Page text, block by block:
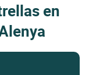
en